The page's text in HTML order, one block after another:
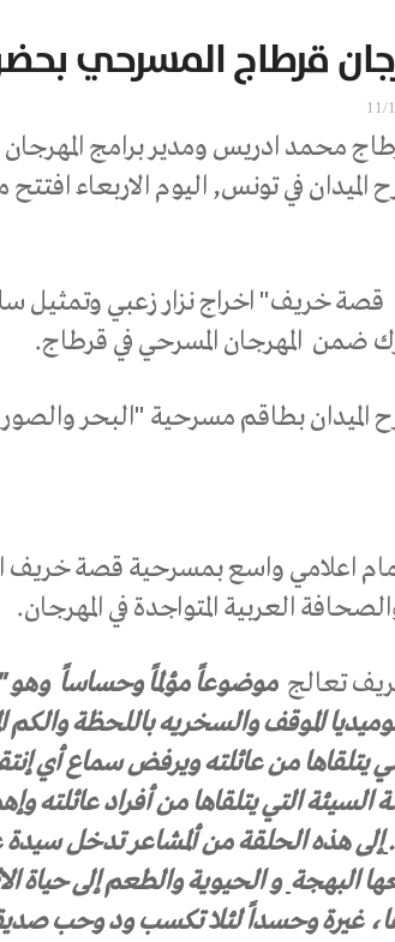
قرطاج المسرحي
محمد ادريس ومدير برامج
في تونس, اليوم الاربعاء
قصة خريف" اخراج نزار زعبي وتمثيل
ضمن المهرجان المسرحي في قرطاج.
بطاقم مسرحية "البحر والصور"
اعلامي واسع بمسرحية قصة خريف
العربية المتواجدة في المهرجان.
تعالج موضوعاً مؤلماً وحساساً وهو
الموقف والسخريه باللحظة والكم
يتلقاها من عائلته ويرفض سماع أي
التي يتلقاها من أفراد عائلته
إلى هذه الحلقة من ألمشاعر تدخل سيدة
البهجة و الحيوية والطعم إلى حياة
غيرة وحسداً لئلا تكسب ود وحب